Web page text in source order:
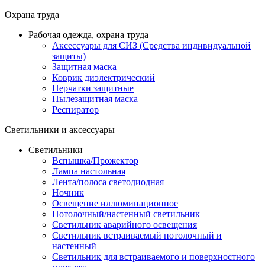
Охрана труда
Рабочая одежда, охрана труда
Аксессуары для СИЗ (Средства индивидуальной
защиты)
Защитная маска
Коврик диэлектрический
Перчатки защитные
Пылезащитная маска
Респиратор
Светильники и аксессуары
Светильники
Вспышка/Прожектор
Лампа настольная
Лента/полоса светодиодная
Ночник
Освещение иллюминационное
Потолочный/настенный светильник
Светильник аварийного освещения
Светильник встраиваемый потолочный и
настенный
Светильник для встраиваемого и поверхностного